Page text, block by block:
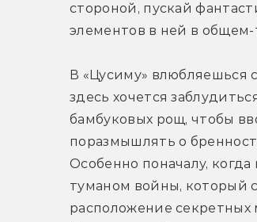
стороной, пускай
элементов в ней в общем-
В «Цусиму» влюбляешься
здесь хочется
бамбуковых рощ, чтобы
поразмышлять о
Особенно поначалу, когда
туманом войны, который
расположение секретных